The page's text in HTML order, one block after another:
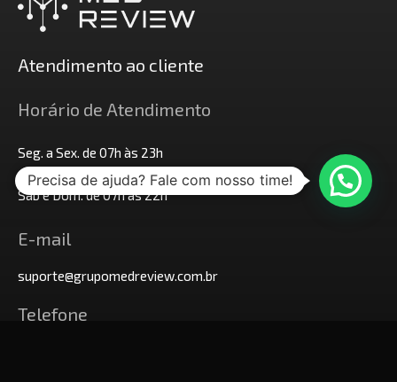
Atendimento ao cliente
Horário de Atendimento
Seg. a Sex. de 07h às 23h
Sáb e Dom. de 07h às 22h
E-mail
suporte@grupomedreview.com.br
Telefone
Precisa de ajuda? Fale com nosso time!